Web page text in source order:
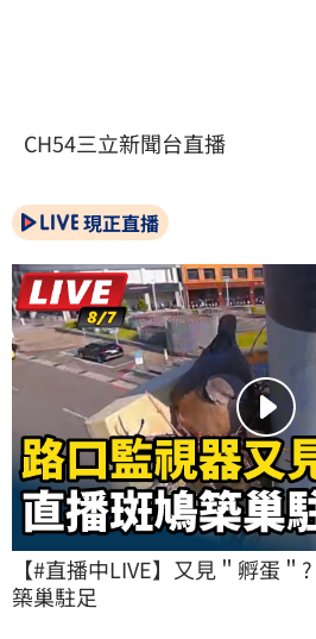
CH54三立新聞台直播
現正直播
【#直播中LIVE】又見＂孵蛋
築巢駐足